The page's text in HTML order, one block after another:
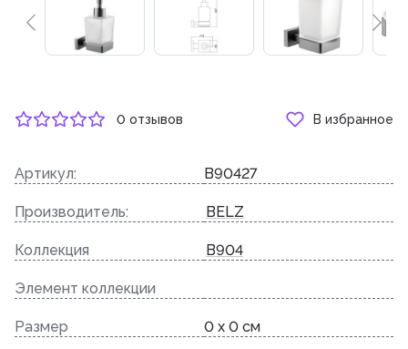
0 отзывов В избранное
Артикул: B90427
Производитель: BELZ
Коллекция B904
Элемент коллекции
Размер 0 x 0 см